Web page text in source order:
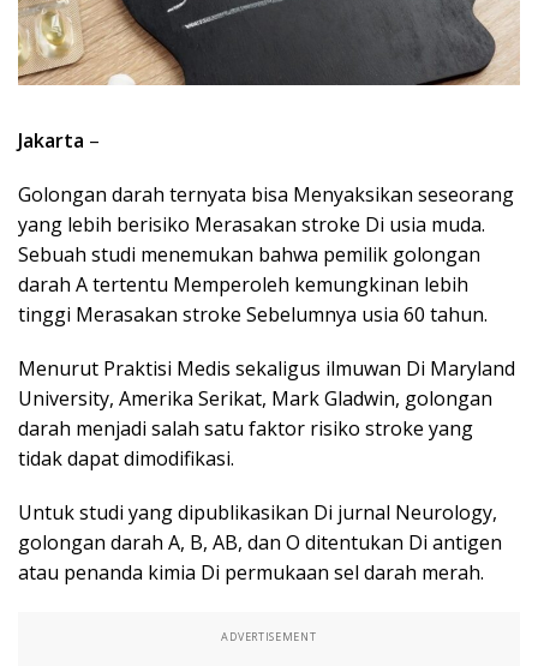
Jakarta –
Golongan darah ternyata bisa Menyaksikan seseorang
yang lebih berisiko Merasakan stroke Di usia muda.
Sebuah studi menemukan bahwa pemilik golongan
darah A tertentu Memperoleh kemungkinan lebih
tinggi Merasakan stroke Sebelumnya usia 60 tahun.
Menurut Praktisi Medis sekaligus ilmuwan Di Maryland
University, Amerika Serikat, Mark Gladwin, golongan
darah menjadi salah satu faktor risiko stroke yang
tidak dapat dimodifikasi.
Untuk studi yang dipublikasikan Di jurnal Neurology,
golongan darah A, B, AB, dan O ditentukan Di antigen
atau penanda kimia Di permukaan sel darah merah.
ADVERTISEMENT